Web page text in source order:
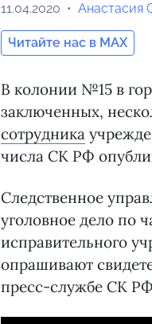
11.04.2020 Анастасия
Читайте нас в MAX
В колонии №15 в
заключенных,
сотрудника
числа СК РФ
Следственное
уголовное дело по
исправительного
опрашивают
пресс-службе СК